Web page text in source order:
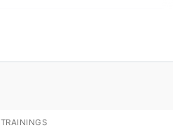
TRAININGS